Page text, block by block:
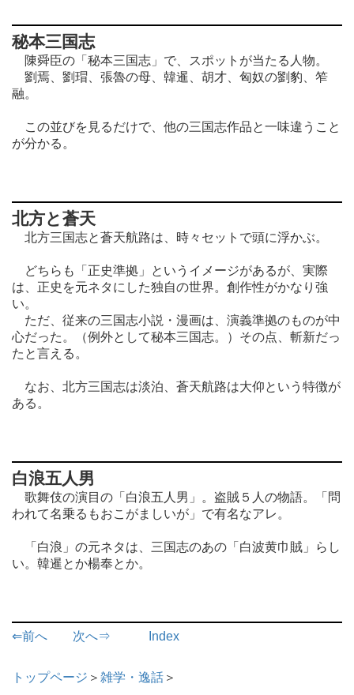
秘本三国志
陳舜臣の「秘本三国志」で、スポットが当たる人物。
劉焉、劉瑁、張魯の母、韓暹、胡才、匈奴の劉豹、笮
融。
この並びを見るだけで、他の三国志作品と一味違うこと
が分かる。
北方と蒼天
北方三国志と蒼天航路は、時々セットで頭に浮かぶ。
どちらも「正史準拠」というイメージがあるが、実際
は、正史を元ネタにした独自の世界。創作性がかなり強
い。
ただ、従来の三国志小説・漫画は、演義準拠のものが中
心だった。（例外として秘本三国志。）その点、斬新だっ
たと言える。
なお、北方三国志は淡泊、蒼天航路は大仰という特徴が
ある。
白浪五人男
歌舞伎の演目の「白浪五人男」。盗賊５人の物語。「問
われて名乗るもおこがましいが」で有名なアレ。
「白浪」の元ネタは、三国志のあの「白波黄巾賊」らし
い。韓暹とか楊奉とか。
⇐前へ 次へ⇒ Index
トップページ ＞ 雑学・逸話 ＞